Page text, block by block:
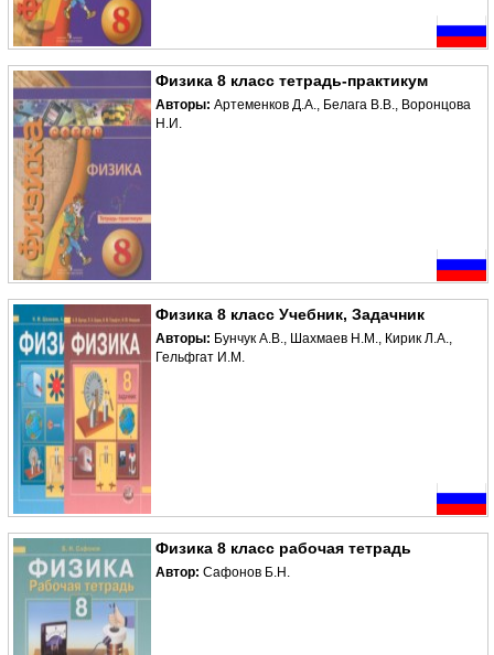
Физика 8 класс тетрадь-практикум
Авторы: Артеменков Д.А., Белага В.В., Воронцова
Н.И.
Физика 8 класс Учебник, Задачник
Авторы: Бунчук А.В., Шахмаев Н.М., Кирик Л.А.,
Гельфгат И.М.
Физика 8 класс рабочая тетрадь
Автор: Сафонов Б.Н.